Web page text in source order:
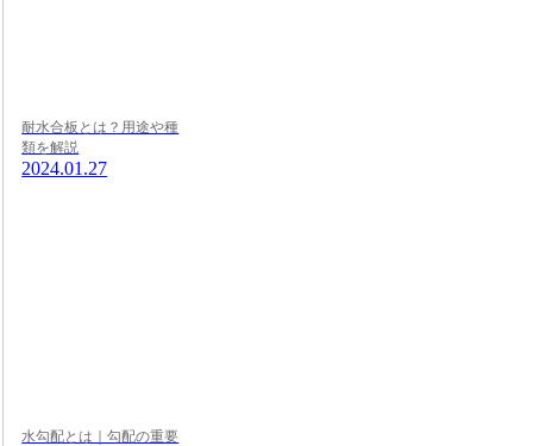
耐水合板とは？用途や種
類を解説
2024.01.27
水勾配とは｜勾配の重要